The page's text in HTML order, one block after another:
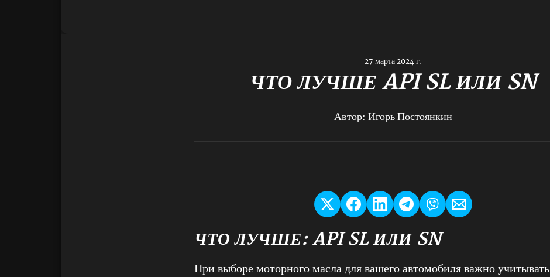
27 марта 2024 г.
ЧТО ЛУЧШЕ API SL ИЛИ SN
Автор: Игорь Постоянкин
ЧТО ЛУЧШЕ: API SL ИЛИ SN
При выборе моторного масла для вашего автомобиля важно учитывать